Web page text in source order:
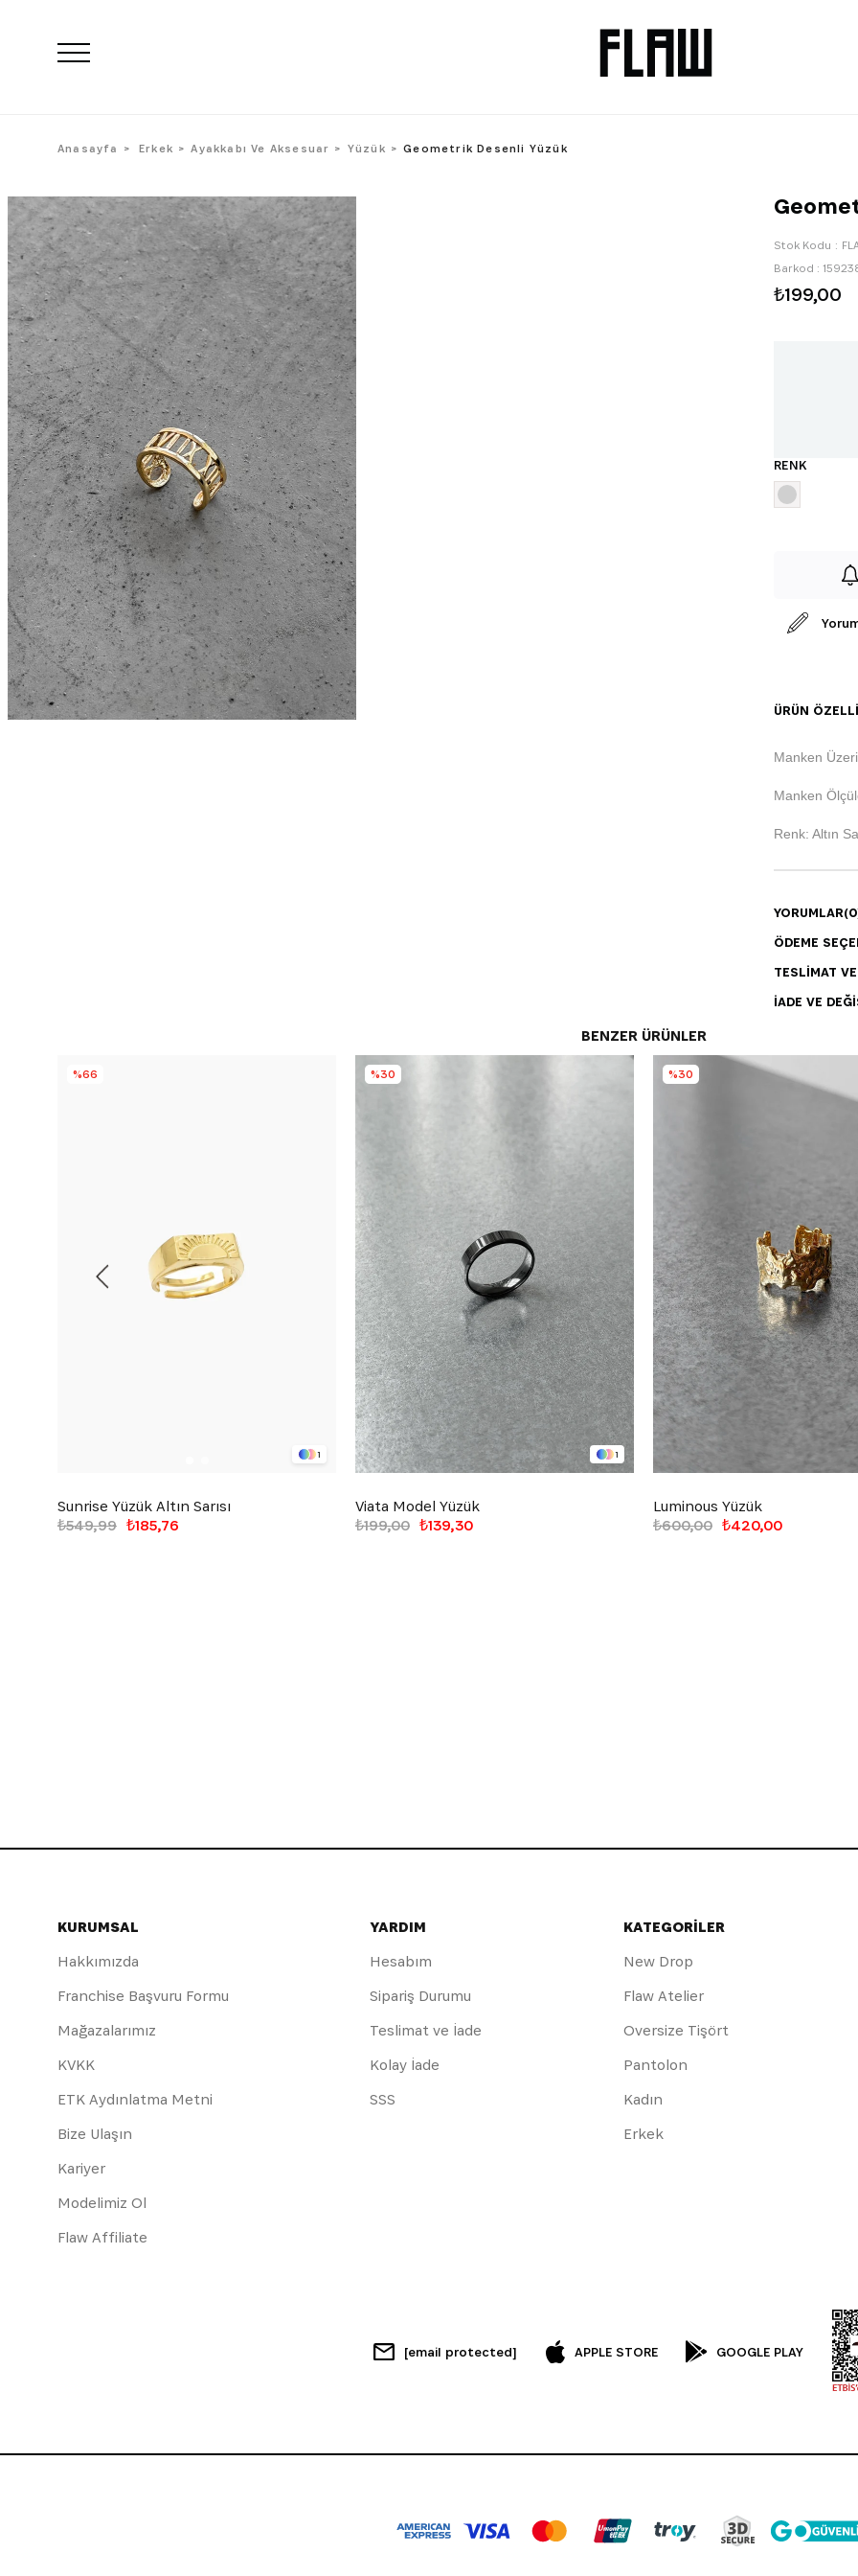
Anasayfa Erkek Ayakkabı Ve Aksesuar Yüzük Geometrik Desenli Yüzük
Stok Kodu
Barkod :
₺199,00
RENK
ÜRÜN
Manken
Manken
Renk: Altın
YORUMLAR
ÖDEME
TESLIMAT
İADE VE
BENZER ÜRÜNLER
1
Sunrise Yüzük Altın Sarısı
₺185,76
₺549,99
%66
1
Viata Model Yüzük
₺139,30
₺199,00
%30
Luminous Yüzük
₺420,00
₺600,00
%30
KURUMSAL
Hakkımızda
Franchise Başvuru Formu
Mağazalarımız
KVKK
ETK Aydınlatma Metni
Bize Ulaşın
Kariyer
Modelimiz Ol
Flaw Affiliate
YARDIM
Hesabım
Sipariş Durumu
Teslimat ve İade
Kolay İade
SSS
KATEGORİLER
New Drop
Flaw Atelier
Oversize Tişört
Pantolon
Kadın
Erkek
[email protected] APPLE STORE GOOGLE PLAY